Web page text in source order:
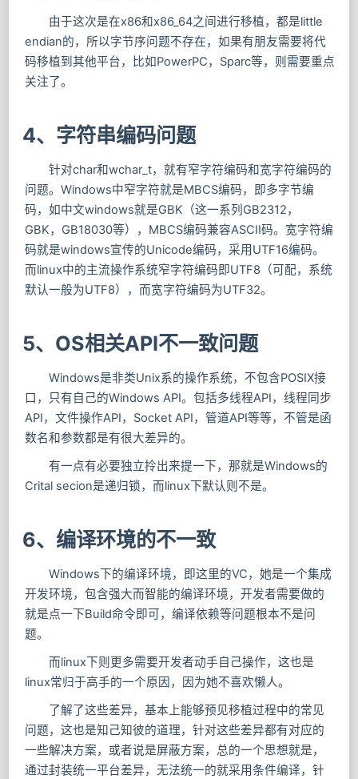
由于这次是在x86和x86_64之间进行移植，都是little
endian的，所以字节序问题不存在，如果有朋友需要将代
码移植到其他平台，比如PowerPC，Sparc等，则需要重点
关注了。
4、字符串编码问题
针对char和wchar_t，就有窄字符编码和宽字符编码的
问题。Windows中窄字符就是MBCS编码，即多字节编
码，如中文windows就是GBK（这一系列GB2312，
GBK，GB18030等），MBCS编码兼容ASCII码。宽字符编
码就是windows宣传的Unicode编码，采用UTF16编码。
而linux中的主流操作系统窄字符编码即UTF8（可配，系统
默认一般为UTF8），而宽字符编码为UTF32。
5、OS相关API不一致问题
Windows是非类Unix系的操作系统，不包含POSIX接
口，只有自己的Windows API。包括多线程API，线程同步
API，文件操作API，Socket API，管道API等等，不管是函
数名和参数都是有很大差异的。
有一点有必要独立拎出来提一下，那就是Windows的
Crital secion是递归锁，而linux下默认则不是。
6、编译环境的不一致
Windows下的编译环境，即这里的VC，她是一个集成
开发环境，包含强大而智能的编译环境，开发者需要做的
就是点一下Build命令即可，编译依赖等问题根本不是问
题。
而linux下则更多需要开发者动手自己操作，这也是
linux常归于高手的一个原因，因为她不喜欢懒人。
了解了这些差异，基本上能够预见移植过程中的常见
问题，这也是知己知彼的道理，针对这些差异都有对应的
一些解决方案，或者说是屏蔽方案，总的一个思想就是，
通过封装统一平台差异，无法统一的就采用条件编译，针